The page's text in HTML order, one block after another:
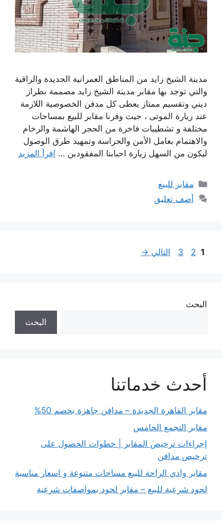
مدينة الشيخ زايد من المناطق العمرانية الجديدة والراقية
والتي توجد بها مقابر مدينة الشيخ زايد مصممة بطراز
ديني وتقسيم ممتاز يعطى كل مدفن الخصوصية اللازمة
عند زيارة الموتى ، حيث وفرنا مقابر للبيع بمساحات
مختلفة و تشطيبات فاخرة من الحجر الهاشمة والرخام
والاهتمام بعامل الأمن والحراسة وتمهيد طرق الوصول
ليكون من السهل زيارة احبابنا المفقودين … اقرأ المزيد
التصنيفات
مقابر للبيع
أضف تعليق
Page
1
Page
2
Page
3 التالي →
البحث
البحث
أحدث خدماتنا
مقابر القاهرة الجديدة – مدافن جاهزة بخصم 50%
مقابر التجمع الخامس
إجراءات ترخيص المقابر | خطوات الحصول على
ترخيص مدافن
مقابر وادي الراحة للبيع مساحات متنوعة و اسعار مناسبة
لحود شرعية للبيع – مقابر لحود بمواصفات شرعية